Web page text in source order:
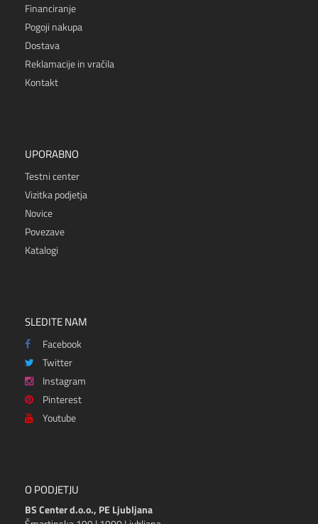
Financiranje
Pogoji nakupa
Dostava
Reklamacije in vračila
Kontakt
UPORABNO
Testni center
Vizitka podjetja
Novice
Povezave
Katalogi
SLEDITE NAM
Facebook
Twitter
Instagram
Pinterest
Youtube
O PODJETJU
BS Center d.o.o., PE Ljubljana